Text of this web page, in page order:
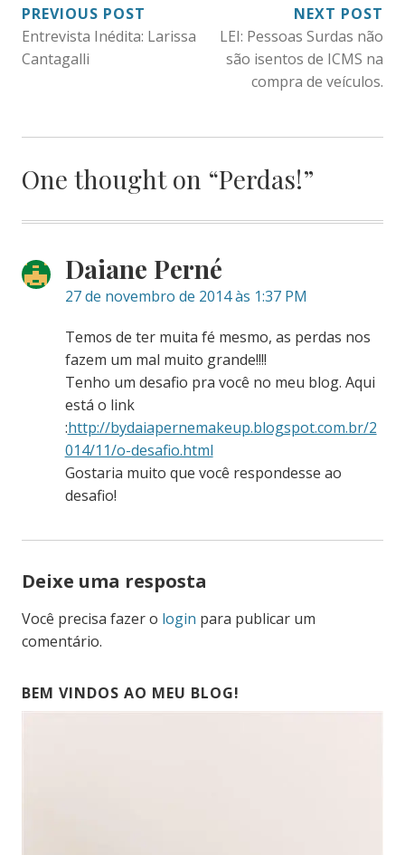
NAVEGAÇÃO
DE
PREVIOUS POST
Entrevista Inédita: Larissa
Cantagalli
NEXT POST
LEI: Pessoas Surdas não
são isentos de ICMS na
compra de veículos.
One thought on “Perdas!”
Daiane Perné
27 de novembro de 2014 às 1:37 PM
Temos de ter muita fé mesmo, as perdas nos
fazem um mal muito grande!!!!
Tenho um desafio pra você no meu blog. Aqui
está o link
:http://bydaiapernemakeup.blogspot.com.br/2
014/11/o-desafio.html
Gostaria muito que você respondesse ao
desafio!
Deixe uma resposta
Você precisa fazer o login para publicar um
comentário.
BEM VINDOS AO MEU BLOG!